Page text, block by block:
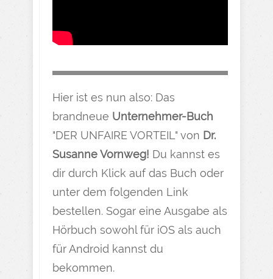
Hier ist es nun also: Das
brandneue Unternehmer-Buch
"DER UNFAIRE VORTEIL" von Dr.
Susanne Vornweg! Du kannst es
dir durch Klick auf das Buch oder
unter dem folgenden Link
bestellen. Sogar eine Ausgabe als
Hörbuch sowohl für iOS als auch
für Android kannst du
bekommen.